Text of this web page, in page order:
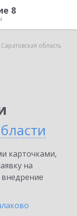
8
Саратовская область
карточками,
на